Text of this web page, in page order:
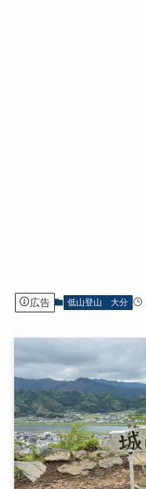
広告 低山登山 大分